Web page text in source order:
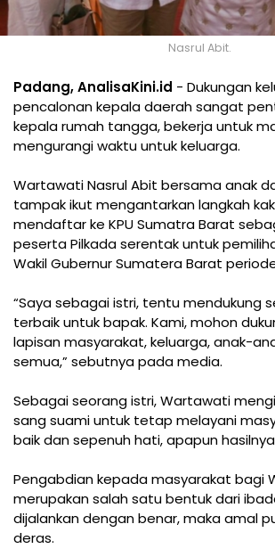
Nasrul Abit.
Padang, AnalisaKini.id - Dukungan
pencalonan kepala daerah sangat
kepala rumah tangga, bekerja untuk
mengurangi waktu untuk keluarga.
Wartawati Nasrul Abit bersama anak
tampak ikut mengantarkan langkah
mendaftar ke KPU Sumatra Barat
peserta Pilkada serentak untuk
Wakil Gubernur Sumatera Barat
“Saya sebagai istri, tentu mendukung
terbaik untuk bapak. Kami, mohon
lapisan masyarakat, keluarga, anak-
semua,” sebutnya pada media.
Sebagai seorang istri, Wartawati
sang suami untuk tetap melayani
baik dan sepenuh hati, apapun
Pengabdian kepada masyarakat bagi
merupakan salah satu bentuk dari
dijalankan dengan benar, maka amal
deras.